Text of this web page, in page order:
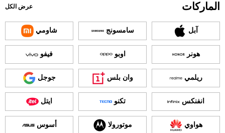
الماركات عرض الكل
آبل سامسونج شاومي
هونر اوبو فيفو
ريلمي وان بلس جوجل
انفنكس تكنو ايتل
هواوي موتورولا أسوس